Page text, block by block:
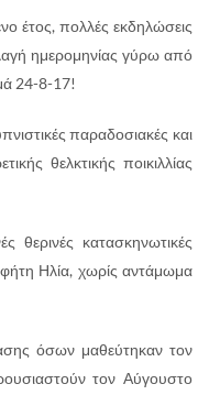
έτος, πολλές εκδηλώσεις
ημερομηνίας γύρω από
24-8-17!
παραδοσιακές και
θελκτικής ποικιλλίας
θερινές κατασκηνωτικές
Ηλία, χωρίς αντάμωμα
όσων μαθεύτηκαν τον
τον Αύγουστο